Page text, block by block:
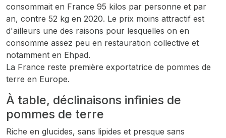
consommait en France 95 kilos par personne et par
an, contre 52 kg en 2020. Le prix moins attractif est
d'ailleurs une des raisons pour lesquelles on en
consomme assez peu en restauration collective et
notamment en Ehpad.
La France reste première exportatrice de pommes de
terre en Europe.
À table, déclinaisons infinies de
pommes de terre
Riche en glucides, sans lipides et presque sans